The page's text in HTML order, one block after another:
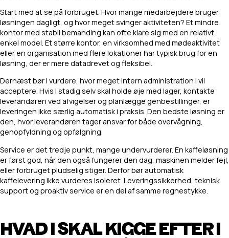
Start med at se på forbruget. Hvor mange medarbejdere bruger
løsningen dagligt, og hvor meget svinger aktiviteten? Et mindre
kontor med stabil bemanding kan ofte klare sig med en relativt
enkel model. Et større kontor, en virksomhed med mødeaktivitet
eller en organisation med flere lokationer har typisk brug for en
løsning, der er mere datadrevet og fleksibel.
Dernæst bør I vurdere, hvor meget intern administration I vil
acceptere. Hvis I stadig selv skal holde øje med lager, kontakte
leverandøren ved afvigelser og planlægge genbestillinger, er
leveringen ikke særlig automatisk i praksis. Den bedste løsning er
den, hvor leverandøren tager ansvar for både overvågning,
genopfyldning og opfølgning.
Service er det tredje punkt, mange undervurderer. En kaffeløsning
er først god, når den også fungerer den dag, maskinen melder fejl,
eller forbruget pludselig stiger. Derfor bør automatisk
kaffelevering ikke vurderes isoleret. Leveringssikkerhed, teknisk
support og proaktiv service er en del af samme regnestykke.
HVAD I SKAL KIGGE EFTER I